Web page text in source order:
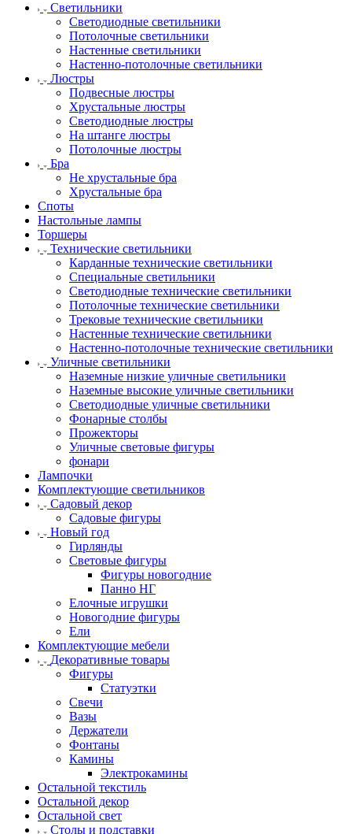
Светильники
Светодиодные светильники
Потолочные светильники
Настенные светильники
Настенно-потолочные светильники
Люстры
Подвесные люстры
Хрустальные люстры
Светодиодные люстры
На штанге люстры
Потолочные люстры
Бра
Не хрустальные бра
Хрустальные бра
Споты
Настольные лампы
Торшеры
Технические светильники
Карданные технические светильники
Специальные светильники
Светодиодные технические светильники
Потолочные технические светильники
Трековые технические светильники
Настенные технические светильники
Настенно-потолочные технические светильники
Уличные светильники
Наземные низкие уличные светильники
Наземные высокие уличные светильники
Светодиодные уличные светильники
Фонарные столбы
Прожекторы
Уличные световые фигуры
фонари
Лампочки
Комплектующие светильников
Садовый декор
Садовые фигуры
Новый год
Гирлянды
Световые фигуры
Фигуры новогодние
Панно НГ
Елочные игрушки
Новогодние фигуры
Ели
Комплектующие мебели
Декоративные товары
Фигуры
Статуэтки
Свечи
Вазы
Держатели
Фонтаны
Камины
Электрокамины
Остальной текстиль
Остальной декор
Остальной свет
Столы и подставки